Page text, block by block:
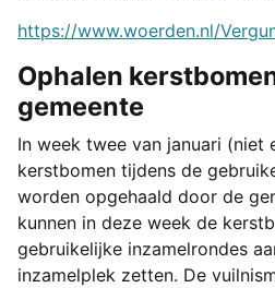
https://www.woerden.nl/
Ophalen
gemeente
In week twee van januari (niet
kerstbomen tijdens de
worden opgehaald door de
kunnen in deze week de
gebruikelijke inzamelrondes
inzamelplek zetten. De